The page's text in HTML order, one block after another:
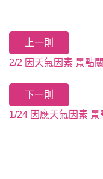
上一則
2/2 因天氣因素 景點
下一則
1/24 因應天氣因素 景